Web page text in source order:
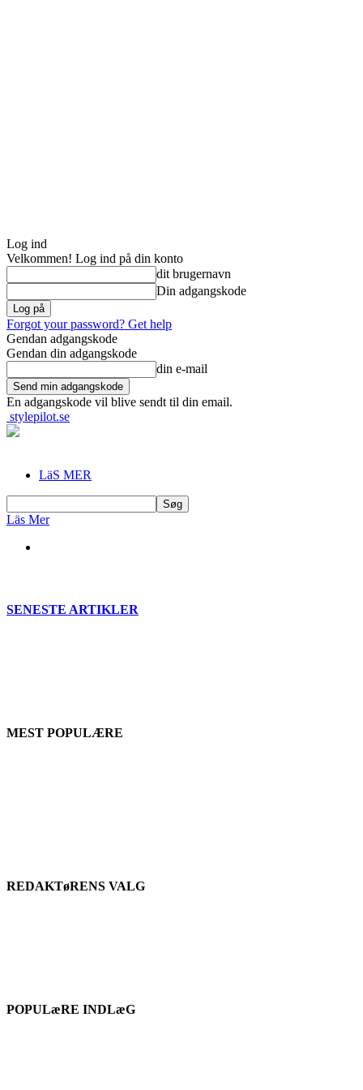
Log ind
Velkommen! Log ind på din konto
dit brugernavn
Din adgangskode
Forgot your password? Get help
Gendan adgangskode
Gendan din adgangskode
din e-mail
En adgangskode vil blive sendt til din email.
stylepilot.se
LäS MER
Läs Mer
SENESTE ARTIKLER
MEST POPULÆRE
REDAKTøRENS VALG
POPULæRE INDLæG